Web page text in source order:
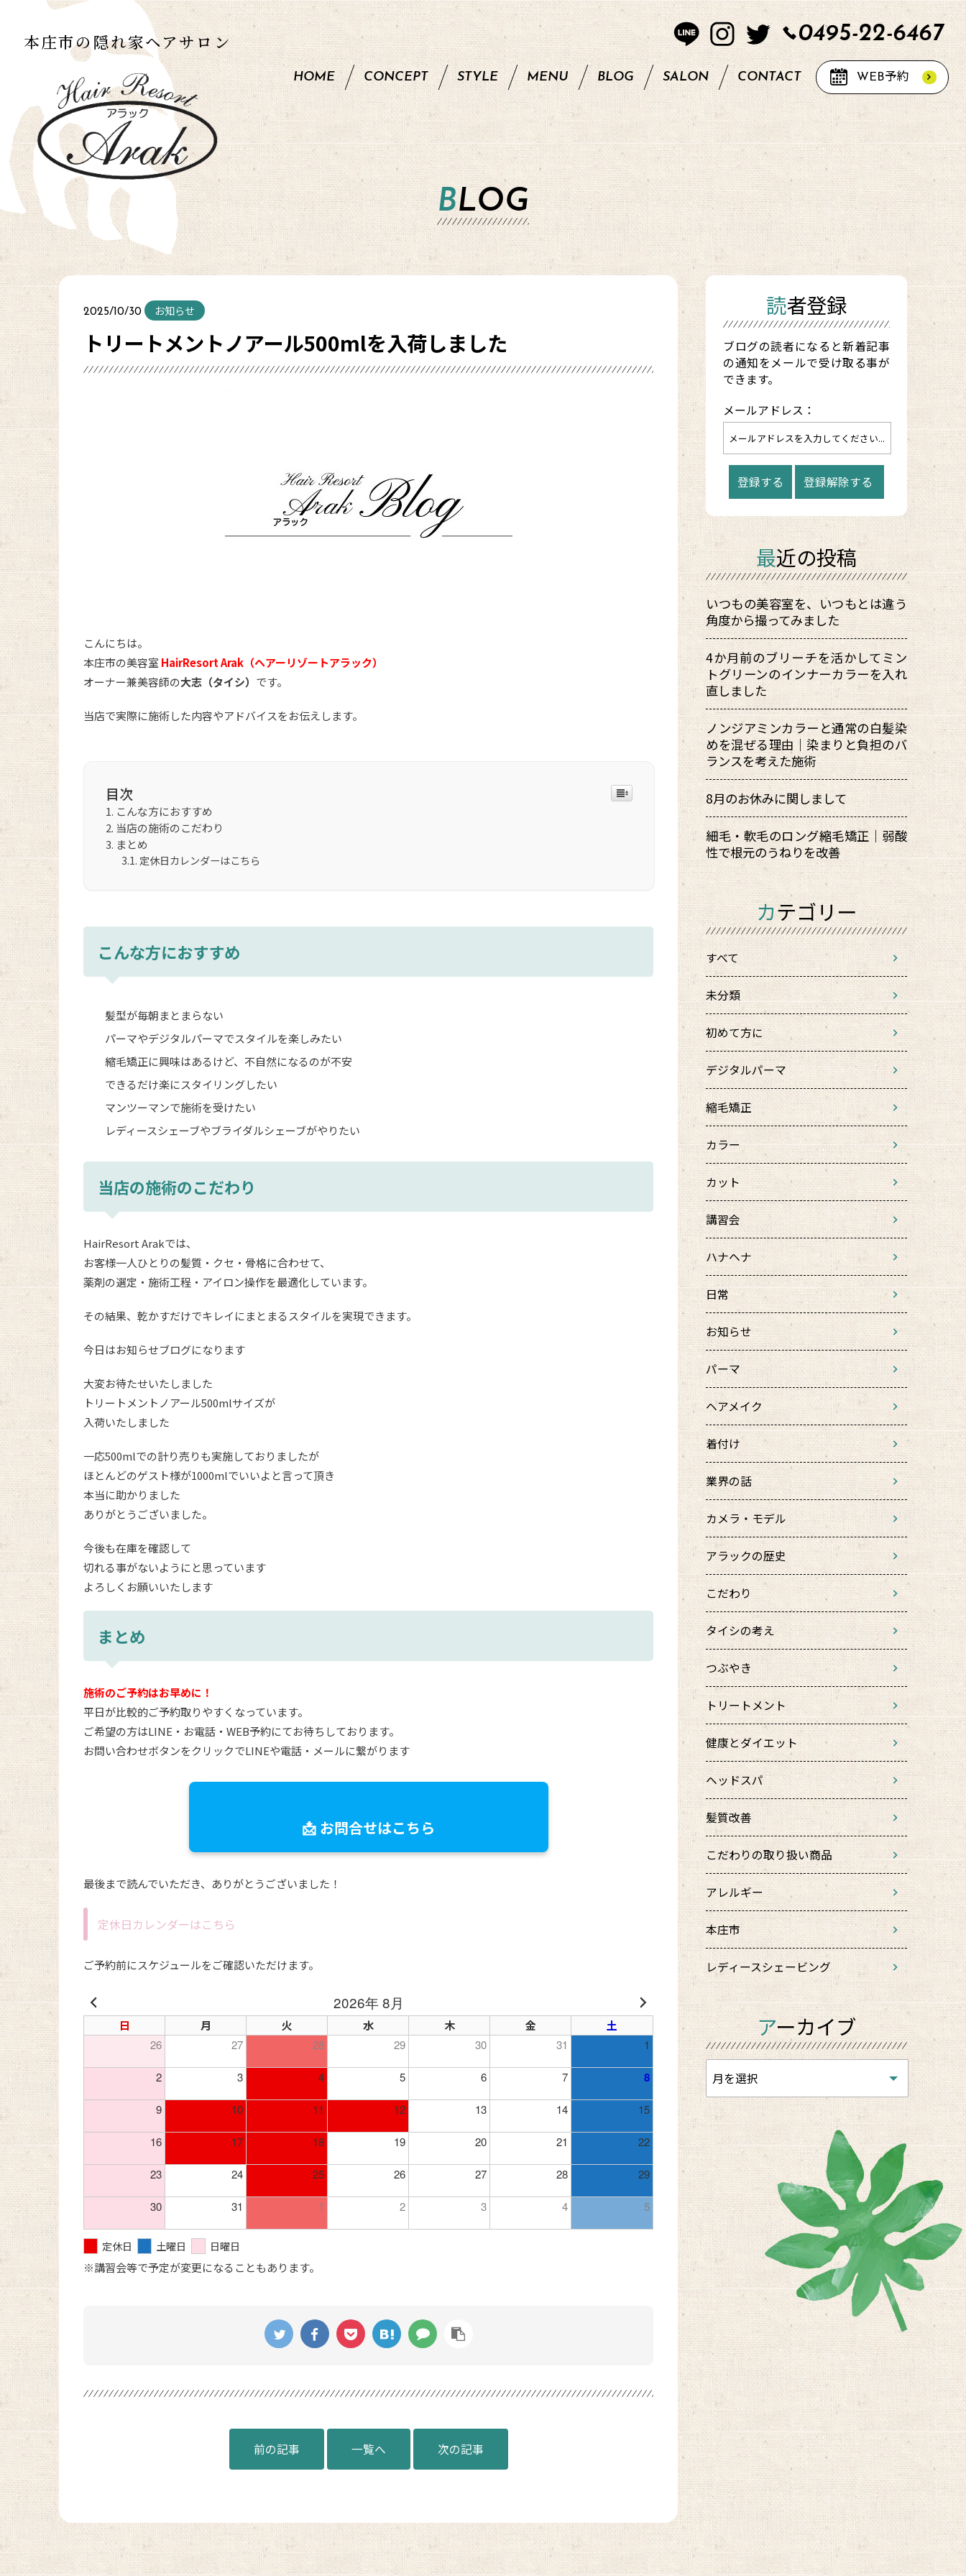
0495-22-6467
HOME CONCEPT STYLE MENU BLOG SALON CONTACT WEB予約
本庄市の隠れ家ヘアサロン
BLOG
2025/10/30 お知らせ
トリートメントノアール500mlを入荷しました
こんにちは。
本庄市の美容室 HairResort Arak（ヘアーリゾートアラック）
オーナー兼美容師の大志（タイシ） です。
当店で実際に施術した内容やアドバイスをお伝えします。
目次
こんな方におすすめ
当店の施術のこだわり
まとめ
定休日カレンダーはこちら
こんな方におすすめ
髪型が毎朝まとまらない
パーマやデジタルパーマでスタイルを楽しみたい
縮毛矯正に興味はあるけど、不自然になるのが不安
できるだけ楽にスタイリングしたい
マンツーマンで施術を受けたい
レディースシェーブやブライダルシェーブがやりたい
当店の施術のこだわり
HairResort Arakでは、
お客様一人ひとりの髪質・クセ・骨格に合わせて、
薬剤の選定・施術工程・アイロン操作を最適化しています。
その結果、乾かすだけでキレイにまとまるスタイルを実現できます。
今日はお知らせブログになります
大変お待たせいたしました
トリートメントノアール500mlサイズが
入荷いたしました
一応500mlでの計り売りも実施しておりましたが
ほとんどのゲスト様が1000mlでいいよと言って頂き
本当に助かりました
ありがとうございました。
今後も在庫を確認して
切れる事がないようにと思っています
よろしくお願いいたします
まとめ
施術のご予約はお早めに！
平日が比較的ご予約取りやすくなっています。
ご希望の方はLINE・お電話・WEB予約にてお待ちしております。
お問い合わせボタンをクリックでLINEや電話・メールに繋がります
📩 お問合せはこちら
最後まで読んでいただき、ありがとうございました！
定休日カレンダーはこちら
ご予約前にスケジュールをご確認いただけます。
2026年 8月
日 月 火 水 木 金
土
26
27 28 29 30 31 1
2 3 4 5 6 7 8
9 10 11 12 13 14 15
16 17 18 19 20 21 22
23 24 25 26 27 28 29
30 31 1 2 3 4 5
定休日 土曜日 日曜日
※講習会等で予定が変更になることもあります。
前の記事 一覧へ 次の記事
読者登録
ブログの読者になると新着記事
の通知をメールで受け取る事が
できます。
メールアドレス：
最近の投稿
いつもの美容室を、いつもとは違う
角度から撮ってみました
4か月前のブリーチを活かしてミン
トグリーンのインナーカラーを入れ
直しました
ノンジアミンカラーと通常の白髪染
めを混ぜる理由｜染まりと負担のバ
ランスを考えた施術
8月のお休みに関しまして
細毛・軟毛のロング縮毛矯正｜弱酸
性で根元のうねりを改善
カテゴリー
すべて
未分類
初めて方に
デジタルパーマ
縮毛矯正
カラー
カット
講習会
ハナヘナ
日常
お知らせ
パーマ
ヘアメイク
着付け
業界の話
カメラ・モデル
アラックの歴史
こだわり
タイシの考え
つぶやき
トリートメント
健康とダイエット
ヘッドスパ
髪質改善
こだわりの取り扱い商品
アレルギー
本庄市
レディースシェービング
アーカイブ